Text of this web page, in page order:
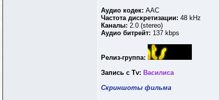
Аудио кодек: AAC
Частота дискретизации: 48 kHz
Каналы: 2.0 (stereo)
Аудио битрейт: 137 kbps
Релиз-группа:
Запись с Tv: Василиса
Скриншоты фильма